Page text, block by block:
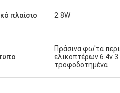
πλαίσιο 2.8W
Πράσινα φω'τα
ελικοπτέρων 6.4v
τροφοδοτημένα